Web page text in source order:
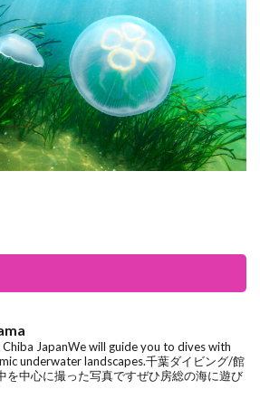
Chiba JapanWe will guide you to dives with
underwater landscapes.千葉ダイビング/館
を中心に撮った写真ですぜひ房総の海に遊び